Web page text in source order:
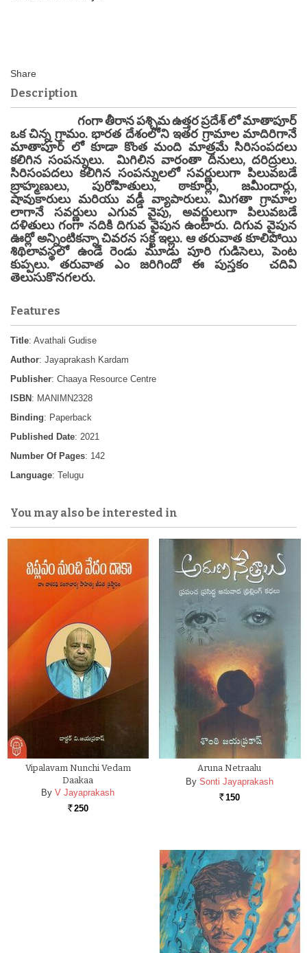
Description
గంగా తీరాన పశ్చిమ ఉత్తర ప్రదేశ్ లో మాతాపూర్
ఒక చిన్న గ్రామం. భారత దేశంలోని ఇతర గ్రామాల మాదిరిగానే
మాతాపూర్ లో కూడా కొంత మంది మాత్రమే సిరిసంపదలు
కలిగిన సంపన్నులు. మిగిలిన వారంతా దీనులు, దరిద్రులు.
సిరిసంపదలు కలిగిన సంపన్నులలో సవర్ణులుగా పిలువబడే
బ్రాహ్మణులు, పురోహితులు, ఠాకూర్లు, జమీందార్లు,
షావుకారులు మరియు వడ్డీ వ్యాపారులు. మిగతా గ్రామాల
లాగానే సవర్ణులు ఎగువ వైపు, అవర్ణులుగా పిలువబడే
దళితులు గంగా నదికి దిగువ వైపున ఉంటారు. దిగువ వైపున
ఊర్లో అన్నింటికన్నా చివరన సక్ఖ ఇల్లు. ఆ తరువాత కూలిపోయి
శిథిలావస్థలో ఉండే రెండు మూడు పూరి గుడిసెలు, పెంట
కుప్పలు. తరువాత ఎం జరిగిందో ఈ పుస్తకం చదివి
తెలుసుకొనగలరు.
Features
Title: Avathali Gudise
Author: Jayaprakash Kardam
Publisher: Chaaya Resource Centre
ISBN : MANIMN2328
Binding: Paperback
Published Date: 2021
Number Of Pages: 142
Language: Telugu
You may also be interested in
Vipalavam Nunchi Vedam
Daakaa
By V Jayaprakash
Rs. 250
Aruna Netraalu
By Sonti Jayaprakash
Rs. 150